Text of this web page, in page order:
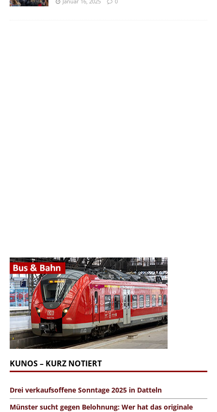
KUNOS – KURZ NOTIERT
Drei verkaufsoffene Sonntage 2025 in Datteln
Münster sucht gegen Belohnung: Wer hat das originale